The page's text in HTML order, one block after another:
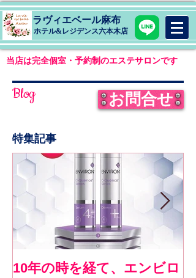
ラヴィエベール麻布
​ホテル&レジデンス六本木店
当店は完全個室・予約制のエステサロンです
Blog お問合せ
特集記事
10年の時を経て、エンビロ